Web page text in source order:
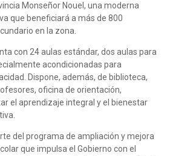
Monseñor Nouel, una moderna
que beneficiará a más de 800
en la zona.
con 24 aulas estándar, dos aulas para
acondicionadas para
Dispone, además, de biblioteca,
oficina de orientación,
el aprendizaje integral y el bienestar
del programa de ampliación y mejora
que impulsa el Gobierno con el